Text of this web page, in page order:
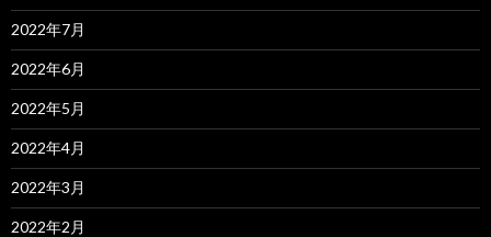
2022年7月
2022年6月
2022年5月
2022年4月
2022年3月
2022年2月